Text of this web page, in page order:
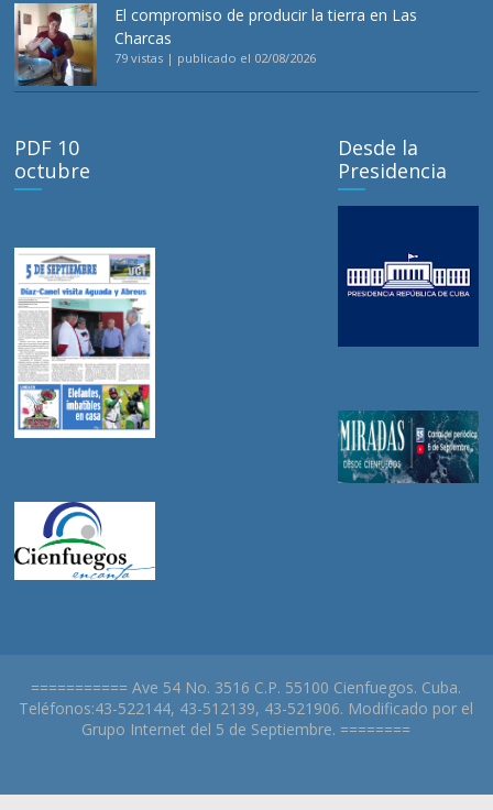
El compromiso de producir la tierra en Las
Charcas
79 vistas | publicado el 02/08/2026
PDF 10
octubre
Desde la
Presidencia
=========== Ave 54 No. 3516 C.P. 55100 Cienfuegos. Cuba.
Teléfonos:43-522144, 43-512139, 43-521906. Modificado por el
Grupo Internet del 5 de Septiembre. ========